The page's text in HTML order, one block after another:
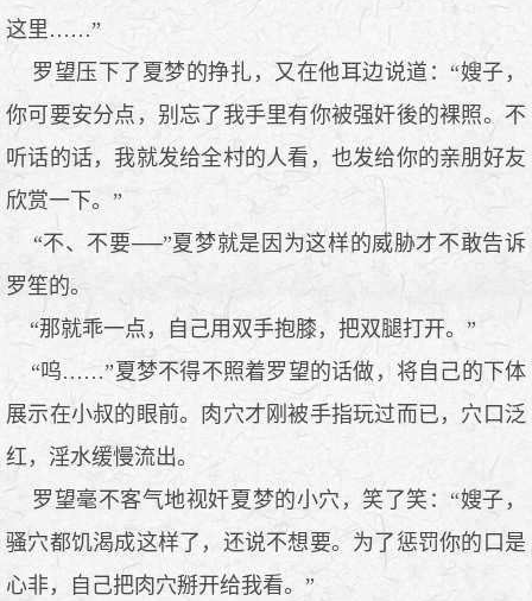
这里……”
罗望压下了夏梦的挣扎，又在他耳边说道：“嫂子，
你可要安分点，别忘了我手里有你被强奸後的裸照。不
听话的话，我就发给全村的人看，也发给你的亲朋好友
欣赏一下。”
“不、不要──”夏梦就是因为这样的威胁才不敢告诉
罗笙的。
“那就乖一点，自己用双手抱膝，把双腿打开。”
“呜……”夏梦不得不照着罗望的话做，将自己的下体
展示在小叔的眼前。肉穴才刚被手指玩过而已，穴口泛
红，淫水缓慢流出。
罗望毫不客气地视奸夏梦的小穴，笑了笑：“嫂子，
骚穴都饥渴成这样了，还说不想要。为了惩罚你的口是
心非，自己把肉穴掰开给我看。”